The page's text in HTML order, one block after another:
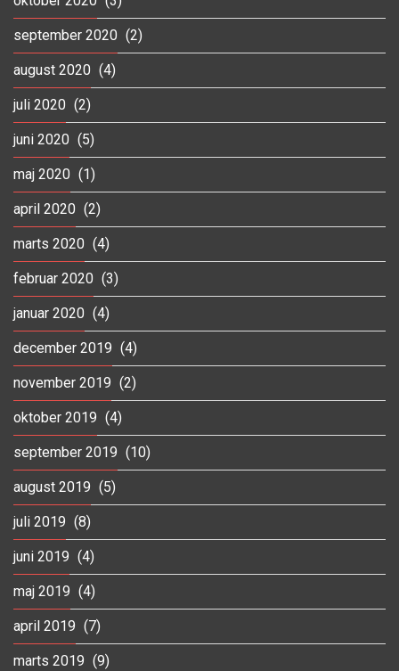
september 2020 (2)
august 2020 (4)
juli 2020 (2)
juni 2020 (5)
maj 2020 (1)
april 2020 (2)
marts 2020 (4)
februar 2020 (3)
januar 2020 (4)
december 2019 (4)
november 2019 (2)
oktober 2019 (4)
september 2019 (10)
august 2019 (5)
juli 2019 (8)
juni 2019 (4)
maj 2019 (4)
april 2019 (7)
marts 2019 (9)